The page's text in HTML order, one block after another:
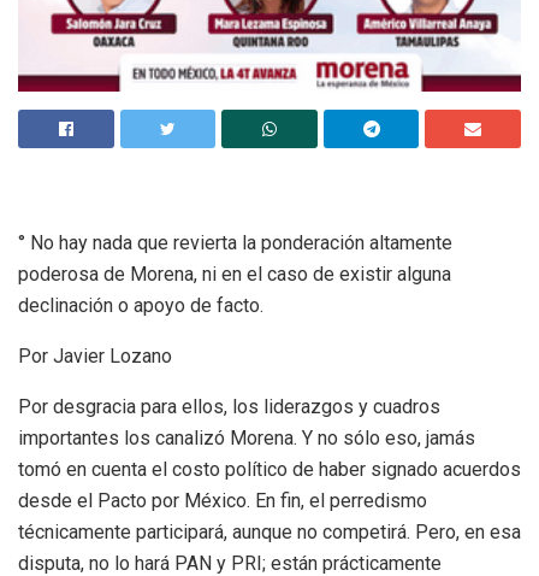
° No hay nada que revierta la ponderación altamente
poderosa de Morena, ni en el caso de existir alguna
declinación o apoyo de facto.
Por Javier Lozano
Por desgracia para ellos, los liderazgos y cuadros
importantes los canalizó Morena. Y no sólo eso, jamás
tomó en cuenta el costo político de haber signado acuerdos
desde el Pacto por México. En fin, el perredismo
técnicamente participará, aunque no competirá. Pero, en esa
disputa, no lo hará PAN y PRI; están prácticamente